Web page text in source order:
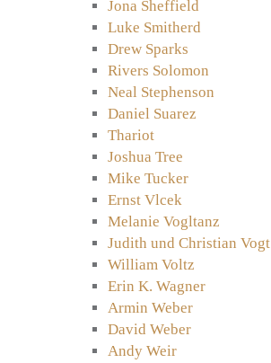
Jona Sheffield
Luke Smitherd
Drew Sparks
Rivers Solomon
Neal Stephenson
Daniel Suarez
Thariot
Joshua Tree
Mike Tucker
Ernst Vlcek
Melanie Vogltanz
Judith und Christian Vogt
William Voltz
Erin K. Wagner
Armin Weber
David Weber
Andy Weir